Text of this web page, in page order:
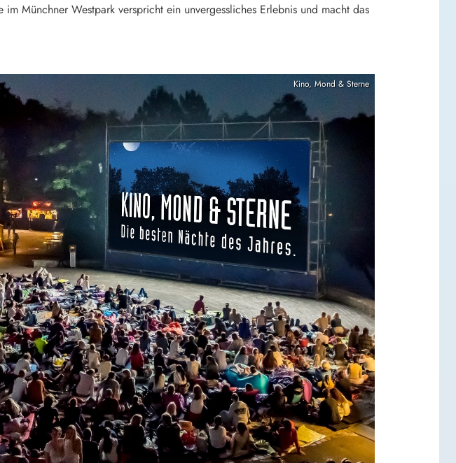
Münchner Westpark verspricht ein unvergessliches Erlebnis und macht das
Kino, Mond & Sterne